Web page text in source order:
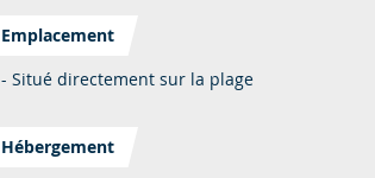
Emplacement
- Situé directement sur la plage
Hébergement